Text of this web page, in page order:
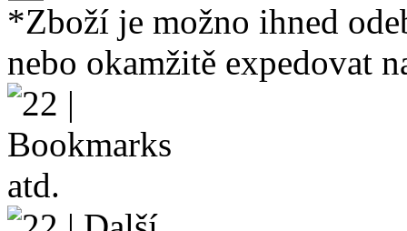
*Zboží je možno ihned
nebo okamžitě expedovat